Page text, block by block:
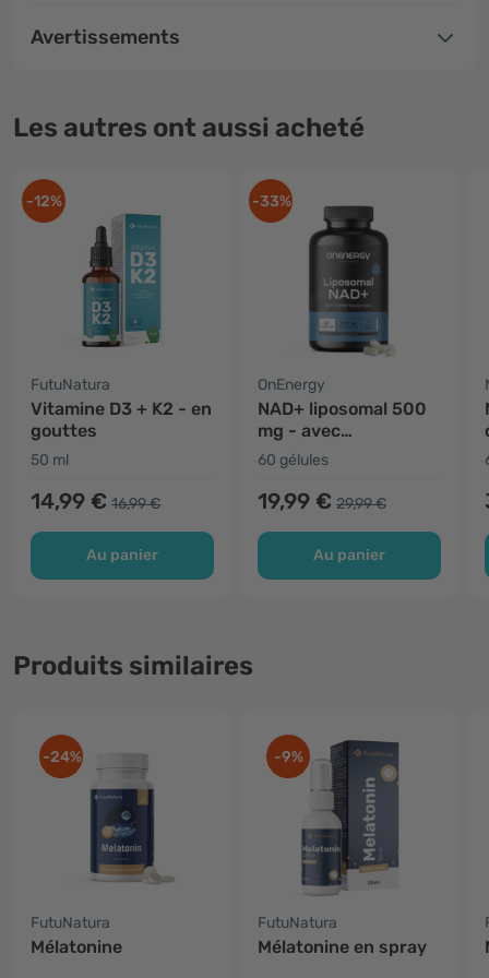
Avertissements
Les autres ont aussi acheté
-12%
FutuNatura
Vitamine D3 + K2 - en
gouttes
50 ml
14,99 € 16,99 €
Au panier
-33%
OnEnergy
NAD+ liposomal 500
mg - avec
triméthylglycine
60 gélules
19,99 € 29,99 €
Au panier
Produits similaires
-24%
FutuNatura
Mélatonine
-9%
FutuNatura
Mélatonine en spray